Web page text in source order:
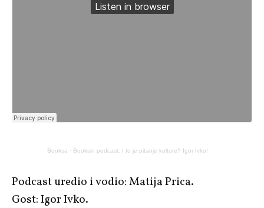
Booksa · Booksin podcast: I to je pitanje kulture? Igor Ivko!
Podcast uredio i vodio: Matija Prica.
Gost: Igor Ivko.